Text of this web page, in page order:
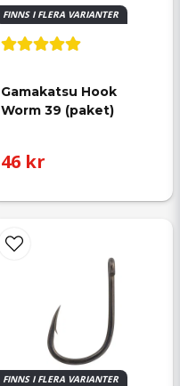
FINNS I FLERA VARIANTER
Gamakatsu Hook
Worm 39 (paket)
46 kr
FINNS I FLERA VARIANTER